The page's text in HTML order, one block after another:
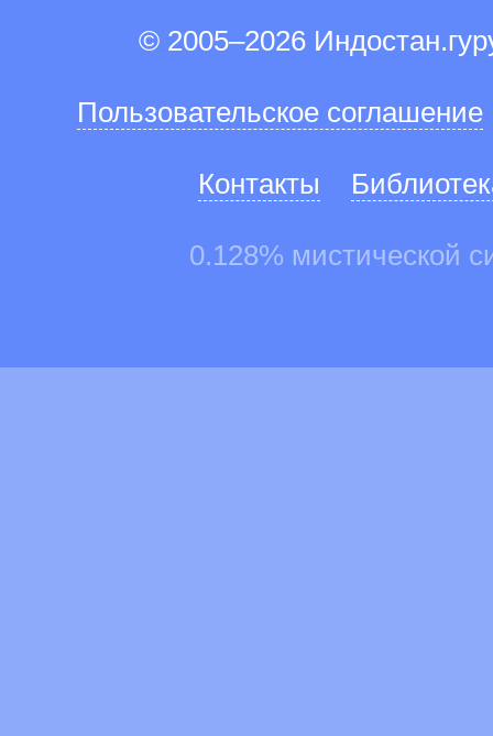
© 2005–2026
Пользовательское соглашение
Контакты
0.128% мистической